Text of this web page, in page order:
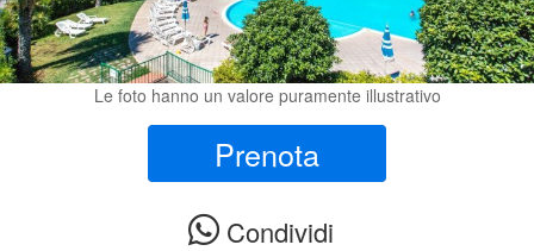
Le foto hanno un valore puramente illustrativo
Prenota
Condividi